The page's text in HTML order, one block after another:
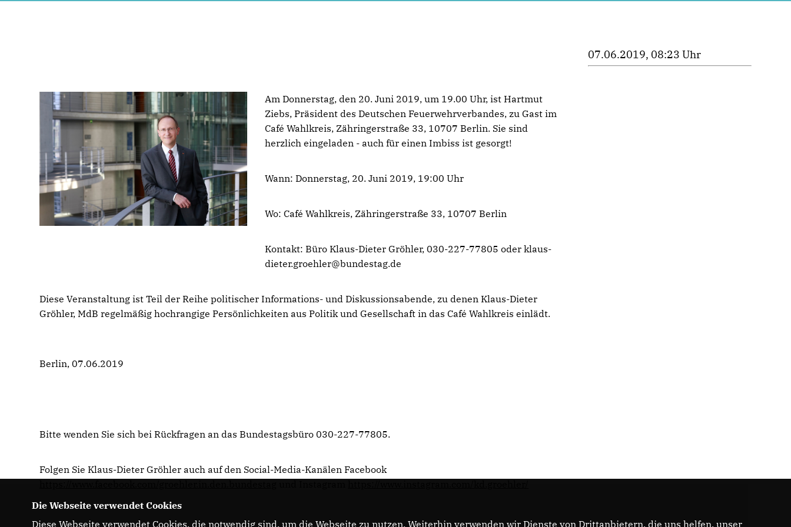
Am Donnerstag, den 20. Juni 2019, um 19.00 Uhr, ist Hartmut
Ziebs, Präsident des Deutschen Feuerwehrverbandes, zu Gast im
Café Wahlkreis, Zähringerstraße 33, 10707 Berlin. Sie sind
herzlich eingeladen - auch für einen Imbiss ist gesorgt!
Wann: Donnerstag, 20. Juni 2019, 19:00 Uhr
Wo: Café Wahlkreis, Zähringerstraße 33, 10707 Berlin
Kontakt: Büro Klaus-Dieter Gröhler, 030-227-77805 oder klaus-
dieter.groehler@bundestag.de
Diese Veranstaltung ist Teil der Reihe politischer Informations- und Diskussionsabende, zu denen Klaus-Dieter
Gröhler, MdB regelmäßig hochrangige Persönlichkeiten aus Politik und Gesellschaft in das Café Wahlkreis einlädt.
Berlin, 07.06.2019
Bitte wenden Sie sich bei Rückfragen an das Bundestagsbüro 030-227-77805.
Folgen Sie Klaus-Dieter Gröhler auch auf den Social-Media-Kanälen Facebook
07.06.2019, 08:23 Uhr
Die Webseite verwendet Cookies
Diese Webseite verwendet Cookies, die notwendig sind, um die Webseite zu nutzen. Weiterhin verwenden wir Dienste von Drittanbietern, die uns helfen, unser